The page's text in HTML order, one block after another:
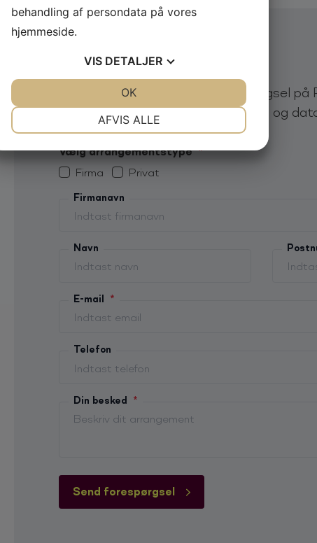
Send din forespørgsel
Send os en uforpligtende forespørgsel
lynhurtigt svar på eksempelvis pris og
Vælg arrangementstype *
Firma
Privat
Firmanavn
Navn
E-mail *
Telefon
Din besked *
Send forespørgsel
ikke sidste
behandling af persondata på vores
hjemmeside.
VIS DETALJER
AFVIS ALLE
OK